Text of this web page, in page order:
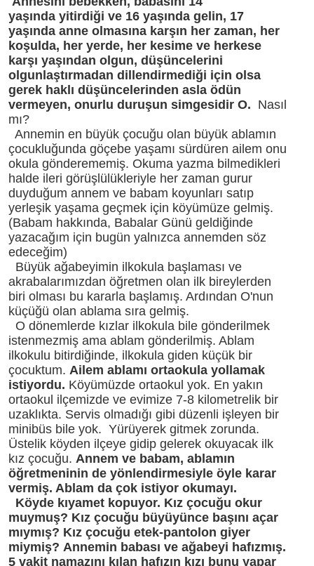
yaşında yitirdiği ve 16 yaşında gelin, 17
yaşında anne olmasına karşın her zaman, her
koşulda, her yerde, her kesime ve herkese
karşı yaşından olgun, düşüncelerini
olgunlaştırmadan dillendirmediği için olsa
gerek haklı düşüncelerinden asla ödün
vermeyen, onurlu duruşun simgesidir O. Nasıl
mı?
Annemin en büyük çocuğu olan büyük ablamın
çocukluğunda göçebe yaşamı sürdüren ailem onu
okula gönderememiş. Okuma yazma bilmedikleri
halde ileri görüşlülükleriyle her zaman gurur
duyduğum annem ve babam koyunları satıp
yerleşik yaşama geçmek için köyümüze gelmiş.
(Babam hakkında, Babalar Günü geldiğinde
yazacağım için bugün yalnızca annemden söz
edeceğim)
Büyük ağabeyimin ilkokula başlaması ve
akrabalarımızdan öğretmen olan ilk bireylerden
biri olması bu kararla başlamış. Ardından O'nun
küçüğü olan ablama sıra gelmiş.
O dönemlerde kızlar ilkokula bile gönderilmek
istenmezmiş ama ablam gönderilmiş. Ablam
ilkokulu bitirdiğinde, ilkokula giden küçük bir
çocuktum. Ailem ablamı ortaokula yollamak
istiyordu. Köyümüzde ortaokul yok. En yakın
ortaokul ilçemizde ve evimize 7-8 kilometrelik bir
uzaklıkta. Servis olmadığı gibi düzenli işleyen bir
minibüs bile yok. Yürüyerek gitmek zorunda.
Üstelik köyden ilçeye gidip gelerek okuyacak ilk
kız çocuğu. Annem ve babam, ablamın
öğretmeninin de yönlendirmesiyle öyle karar
vermiş. Ablam da çok istiyor okumayı.
Köyde kıyamet kopuyor. Kız çocuğu okur
muymuş? Kız çocuğu büyüyünce başını açar
mıymış? Kız çocuğu etek-pantolon giyer
miymiş? Annemin babası ve ağabeyi hafızmış.
5 vakit namazını kılan hafızın kızı bunu yapar